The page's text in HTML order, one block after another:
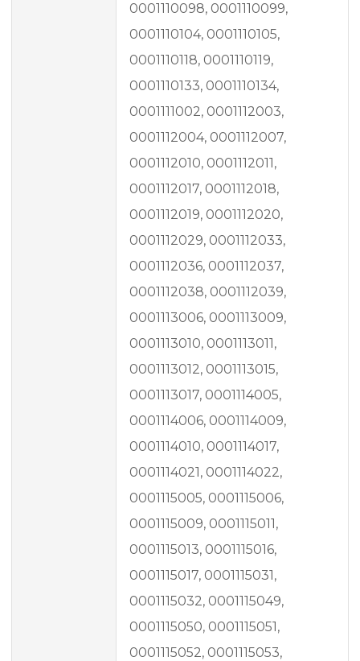
0001110098, 0001110099,
0001110104, 0001110105,
0001110118, 0001110119,
0001110133, 0001110134,
0001111002, 0001112003,
0001112004, 0001112007,
0001112010, 0001112011,
0001112017, 0001112018,
0001112019, 0001112020,
0001112029, 0001112033,
0001112036, 0001112037,
0001112038, 0001112039,
0001113006, 0001113009,
0001113010, 0001113011,
0001113012, 0001113015,
0001113017, 0001114005,
0001114006, 0001114009,
0001114010, 0001114017,
0001114021, 0001114022,
0001115005, 0001115006,
0001115009, 0001115011,
0001115013, 0001115016,
0001115017, 0001115031,
0001115032, 0001115049,
0001115050, 0001115051,
0001115052, 0001115053,